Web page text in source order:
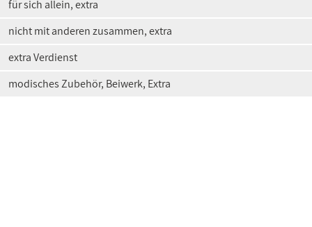
für sich allein, extra
nicht mit anderen zusammen, extra
extra Verdienst
modisches Zubehör, Beiwerk, Extra